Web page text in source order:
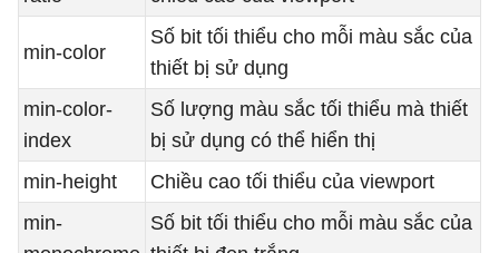
min-color
Số bit tối thiểu cho mỗi màu sắc của
thiết bị sử dụng
min-color-
index
Số lượng màu sắc tối thiểu mà thiết
bị sử dụng có thể hiển thị
min-height
Chiều cao tối thiểu của viewport
min-
Số bit tối thiểu cho mỗi màu sắc của